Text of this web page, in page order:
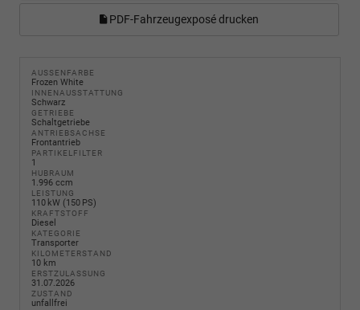
PDF-Fahrzeugexposé drucken
AUSSENFARBE
Frozen White
INNENAUSSTATTUNG
Schwarz
GETRIEBE
Schaltgetriebe
ANTRIEBSACHSE
Frontantrieb
PARTIKELFILTER
1
HUBRAUM
1.996 ccm
LEISTUNG
110 kW (150 PS)
KRAFTSTOFF
Diesel
KATEGORIE
Transporter
KILOMETERSTAND
10 km
ERSTZULASSUNG
31.07.2026
ZUSTAND
unfallfrei